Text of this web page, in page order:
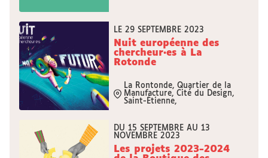
LE 29 SEPTEMBRE 2023
Nuit européenne des
chercheur·es à La
Rotonde
La Rontonde, Quartier de la
Manufacture, Cité du Design,
Saint-Étienne,
DU 15 SEPTEMBRE AU 13
NOVEMBRE 2023
Les projets 2023-2024